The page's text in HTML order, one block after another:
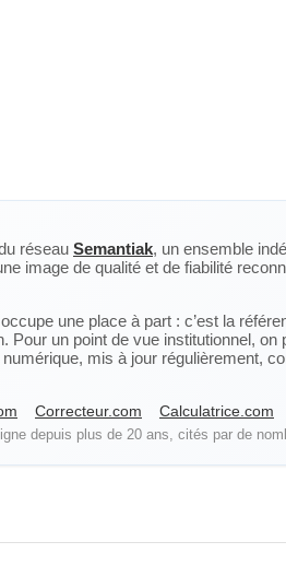
réseau Semantiak, un ensemble
image de qualité et de fiabilité
une place à part : c’est la
Pour un point de vue institutionnel, on
mis à jour régulièrement,
Correcteur.com Calculatrice.com
depuis plus de 20 ans, cités par de